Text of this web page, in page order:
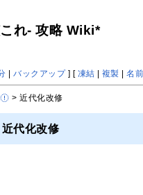
れ- 攻略 Wiki*
|バックアップ] [ 凍結 | 複製 |名
> 近代化改修
近代化改修